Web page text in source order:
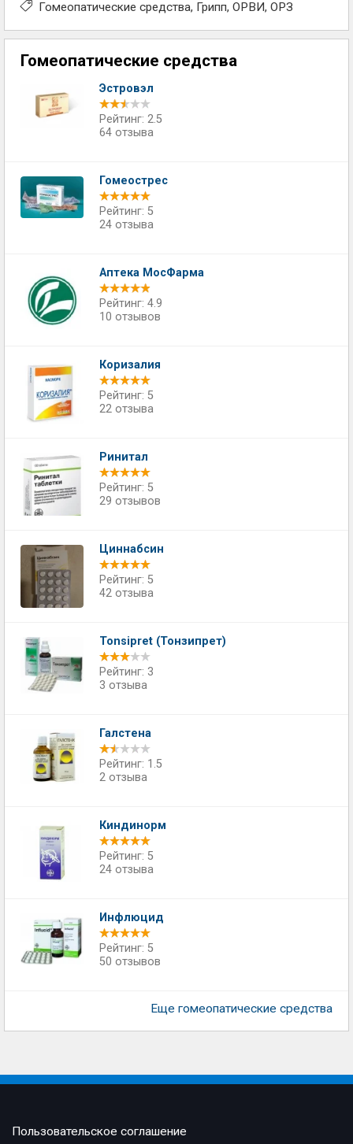
Гомеопатические средства Грипп ОРВИ ОРЗ
Гомеопатические средства
Эстровэл
Рейтинг: 2.5
64 отзыва
Гомеострес
Рейтинг: 5
24 отзыва
Аптека МосФарма
Рейтинг: 4.9
10 отзывов
Коризалия
Рейтинг: 5
22 отзыва
Ринитал
Рейтинг: 5
29 отзывов
Циннабсин
Рейтинг: 5
42 отзыва
Tonsipret (Тонзипрет)
Рейтинг: 3
3 отзыва
Галстена
Рейтинг: 1.5
2 отзыва
Киндинорм
Рейтинг: 5
24 отзыва
Инфлюцид
Рейтинг: 5
50 отзывов
Еще гомеопатические средства
Пользовательское соглашение